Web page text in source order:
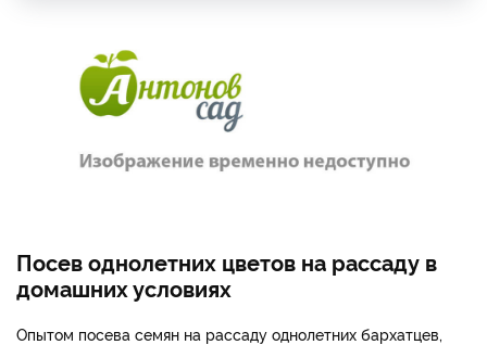
Посев однолетних цветов на рассаду в
домашних условиях
Опытом посева семян на рассаду однолетних бархатцев,